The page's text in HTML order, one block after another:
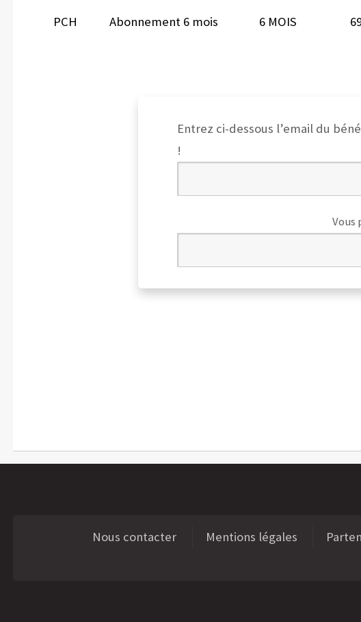
PCH Abonnement 6 mois 6 MOIS
Entrez ci-dessous l’email du
!
Vous
Nous contacter Mentions légales